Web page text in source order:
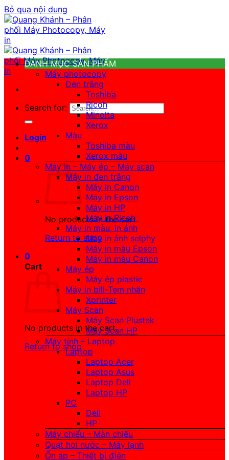
Bỏ qua nội dung
Search for:
Login
0
No products in the cart.
Return to shop
0
Cart
No products in the cart.
Return to shop
DANH MỤC SẢN PHẨM
Máy photocopy
Đen trắng
Toshiba
Ricoh
Minolta
Xerox
Màu
Toshiba màu
Xerox màu
Máy in – Máy ép – Máy scan
Máy in đen trắng
Máy in Canon
Máy in Epson
Máy in HP
Máy in Ricoh
Máy in màu, in ảnh
Máy in ảnh selphy
Máy in màu Epson
Máy in màu Canon
Máy ép
Máy ép plastic
Máy in bill-Tem nhãn
Xprinter
Máy Scan
Máy Scan Plustek
Máy Scan HP
Máy tính – Laptop
Laptop
Laptop Acer
Laptop Asus
Laptop Dell
Laptop HP
PC
Dell
HP
Máy chiếu – Màn chiếu
Quạt hơi nước – Máy lạnh
Ổn áp – Thiết bị điện